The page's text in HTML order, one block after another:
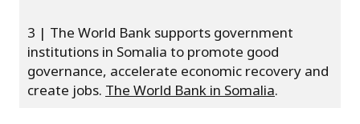
3 | The World Bank supports government
institutions in Somalia to promote good
governance, accelerate economic recovery and
create jobs. The World Bank in Somalia.